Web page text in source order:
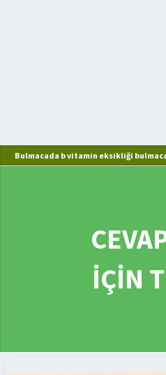
Bulmacada b vitamin eksikliği bulmaca
İÇİN